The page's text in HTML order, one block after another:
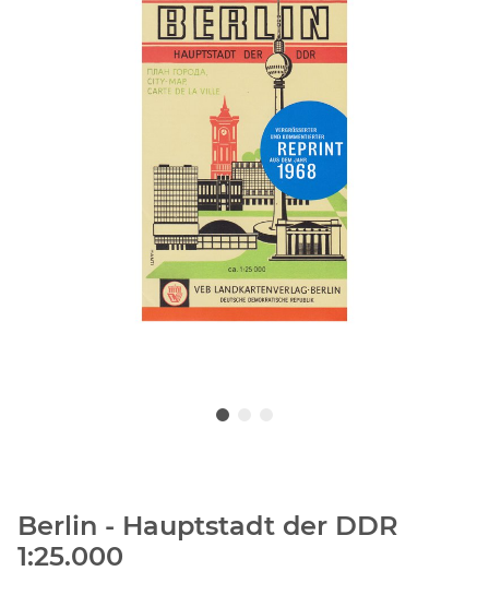
Berlin - Hauptstadt der DDR
1:25.000